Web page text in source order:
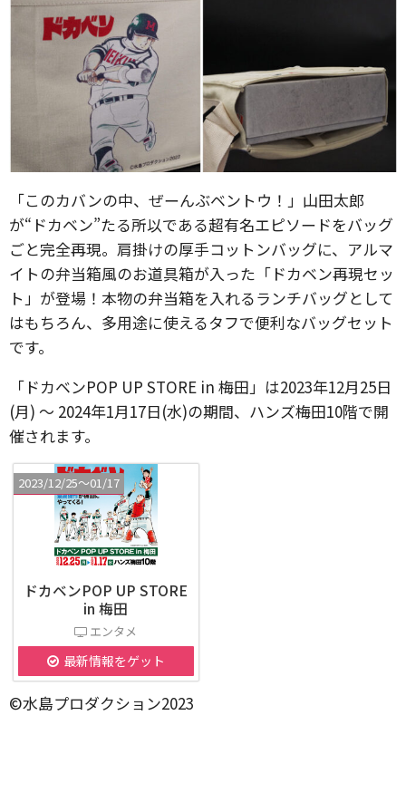
「このカバンの中、ぜーんぶベントウ！」山田太郎
が“ドカベン”たる所以である超有名エピソードをバッグ
ごと完全再現。肩掛けの厚手コットンバッグに、アルマ
イトの弁当箱風のお道具箱が入った「ドカベン再現セッ
ト」が登場！本物の弁当箱を入れるランチバッグとして
はもちろん、多用途に使えるタフで便利なバッグセット
です。
「ドカベンPOP UP STORE in 梅田」は2023年12月25日
(月) ～ 2024年1月17日(水)の期間、ハンズ梅田10階で開
催されます。
2023/12/25〜01/17
ドカベンPOP UP STORE
in 梅田
エンタメ
最新情報をゲット
©水島プロダクション2023